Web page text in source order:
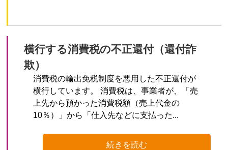
横行する消費税の不正還付（還付詐
欺）
消費税の輸出免税制度を悪用した不正還付が
横行しています。 消費税は、事業者が、「売
上先から預かった消費税額（売上代金の
10％）」から「仕入先などに支払った...
続きを読む